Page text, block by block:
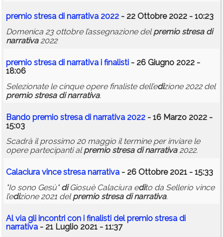
premio stresa di narrativa 2022 - 22 Ottobre 2022 - 10:23
Domenica 23 ottobre l’assegnazione delpremio stresa di
narrativa2022
premio stresa di narrativa i finalisti - 26 Giugno 2022 -
18:06
Selezionate le cinque opere finaliste dell’edizione 2022 del
premio stresa di narrativa.
Bando premio stresa di narrativa 2022 - 16 Marzo 2022 -
15:03
Scadrà il prossimo 20 maggio il termine per inviare le
opere partecipanti alpremio stresa di narrativa2022.
Calaciura vincestresa narrativa - 26 Ottobre 2021 - 15:33
"Io sono Gesù"diGiosuè Calaciura edito da Sellerio vince
l’edizione 2021 delpremio stresa di narrativa.
Al via gli incontri con i finalisti delpremio stresa di
narrativa - 21 Luglio 2021 - 11:37